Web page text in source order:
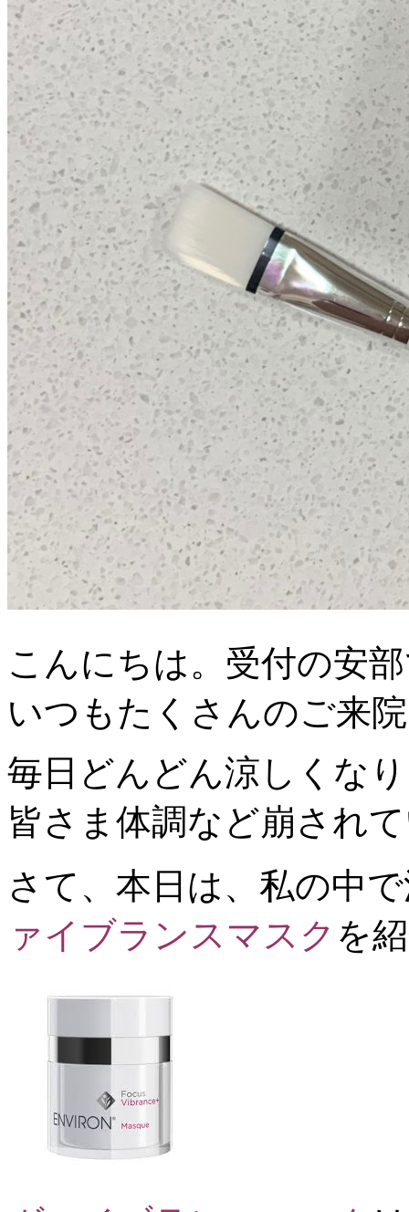
こんにちは。受付の安
いつもたくさんのご来
毎日どんどん涼しくな
皆さま体調など崩され
さて、本日は、私の中
ァイブランスマスク を